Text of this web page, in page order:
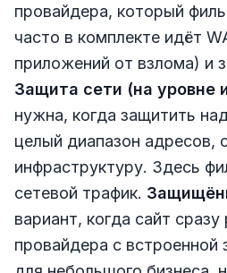
провайдера, который
часто в комплекте идёт
приложений от взлома) и
Защита сети (на уровне
нужна, когда защитить
целый диапазон адресов,
инфраструктуру. Здесь
сетевой трафик.
вариант, когда сайт
провайдера с встроенной